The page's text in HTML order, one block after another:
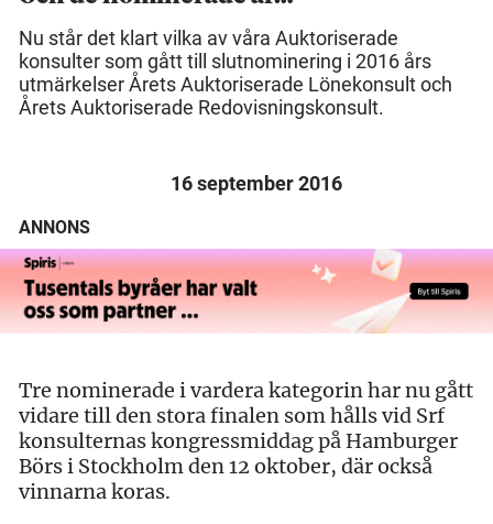
Nu står det klart vilka av våra Auktoriserade
konsulter som gått till slutnominering i 2016 års
utmärkelser Årets Auktoriserade Lönekonsult och
Årets Auktoriserade Redovisningskonsult.
16 september 2016
ANNONS
Tre nominerade i vardera kategorin har nu gått
vidare till den stora finalen som hålls vid Srf
konsulternas kongressmiddag på Hamburger
Börs i Stockholm den 12 oktober, där också
vinnarna koras.